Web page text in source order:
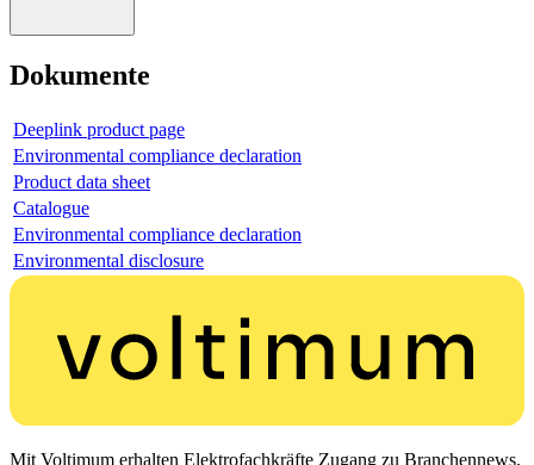
Dokumente
Deeplink product page
Environmental compliance declaration
Product data sheet
Catalogue
Environmental compliance declaration
Environmental disclosure
Mit Voltimum erhalten Elektrofachkräfte Zugang zu Branchennews,